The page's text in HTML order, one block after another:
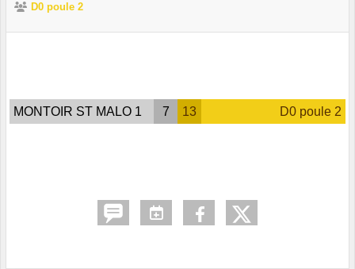
D0 poule 2
MONTOIR ST MALO 1 7 13 D0 poule 2